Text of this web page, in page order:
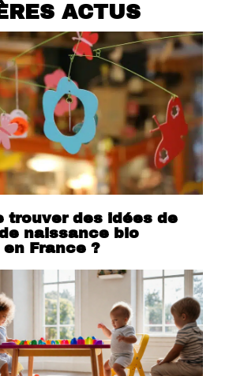
ACTUS
trouver des idées de
naissance bio
France ?